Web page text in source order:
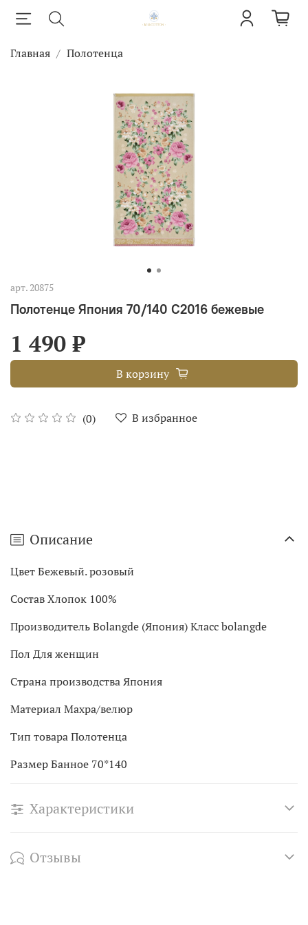
Главная Полотенца
арт. 20875
Полотенце Япония 70/140 С2016 бежевые
(0) В избранное
1 490 ₽
В корзину
Описание
Цвет Бежевый. розовый
Состав Хлопок 100%
Производитель Bolangde (Япония) Класс bolangde
Пол Для женщин
Страна производства Япония
Материал Махра/велюр
Тип товара Полотенца
Размер Банное 70*140
Характеристики
Отзывы